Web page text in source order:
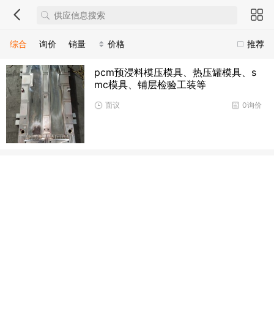
推荐
综合 询价 销量 价格
pcm预浸料模压模具、热压罐模具、s
mc模具、铺层检验工装等
0询价
面议